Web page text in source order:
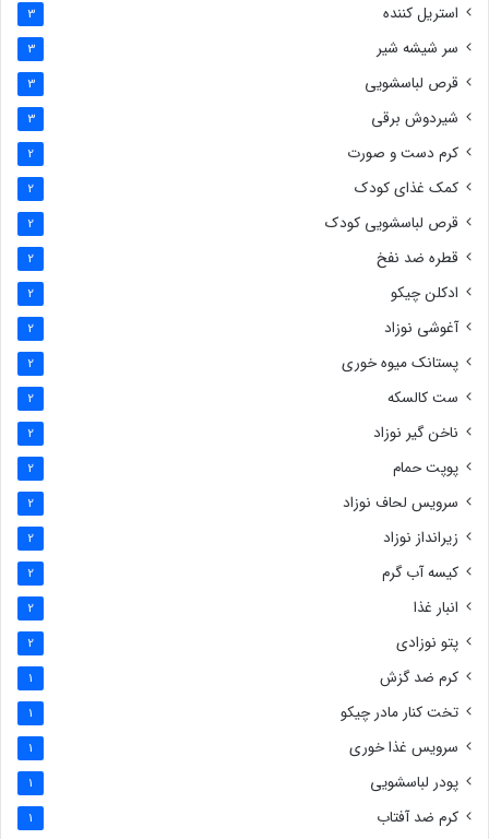
استریل کننده 3
سر شیشه شیر 3
قرص لباسشویی 3
شیردوش برقی 3
کرم دست و صورت 2
کمک غذای کودک 2
قرص لباسشویی کودک 2
قطره ضد نفخ 2
ادکلن چیکو 2
آغوشی نوزاد 2
پستانک میوه خوری 2
ست کالسکه 2
ناخن گیر نوزاد 2
پوپت حمام 2
سرویس لحاف نوزاد 2
زیرانداز نوزاد 2
کیسه آب گرم 2
انبار غذا 2
پتو نوزادی 2
کرم ضد گزش 1
تخت کنار مادر چیکو 1
سرویس غذا خوری 1
پودر لباسشویی 1
کرم ضد آفتاب 1